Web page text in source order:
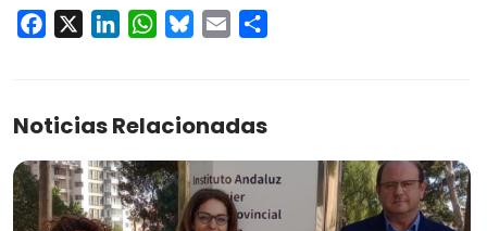
Facebook LinkedInWhatsApp
Bluesky
Email
Noticias Relacionadas